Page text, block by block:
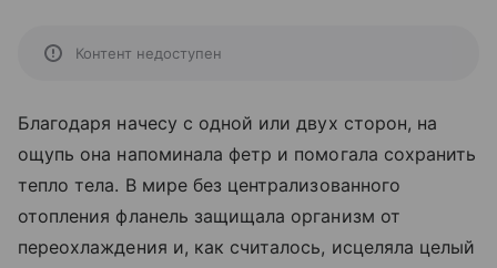
Контент недоступен
Благодаря начесу с одной или двух сторон, на
ощупь она напоминала фетр и помогала сохранить
тепло тела. В мире без централизованного
отопления фланель защищала организм от
переохлаждения и, как считалось, исцеляла целый